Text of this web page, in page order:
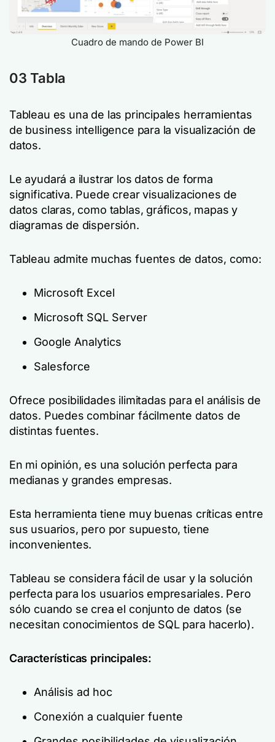
Cuadro de mando de Power BI
03 Tabla
Tableau es una de las principales herramientas
de business intelligence para la visualización de
datos.
Le ayudará a ilustrar los datos de forma
significativa. Puede crear visualizaciones de
datos claras, como tablas, gráficos, mapas y
diagramas de dispersión.
Tableau admite muchas fuentes de datos, como:
Microsoft Excel
Microsoft SQL Server
Google Analytics
Salesforce
Ofrece posibilidades ilimitadas para el análisis de
datos. Puedes combinar fácilmente datos de
distintas fuentes.
En mi opinión, es una solución perfecta para
medianas y grandes empresas.
Esta herramienta tiene muy buenas críticas entre
sus usuarios, pero por supuesto, tiene
inconvenientes.
Tableau se considera fácil de usar y la solución
perfecta para los usuarios empresariales. Pero
sólo cuando se crea el conjunto de datos (se
necesitan conocimientos de SQL para hacerlo).
Características principales:
Análisis ad hoc
Conexión a cualquier fuente